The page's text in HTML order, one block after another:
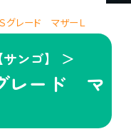
グレード マザーＬ
ンゴ】 ＞
レード マ